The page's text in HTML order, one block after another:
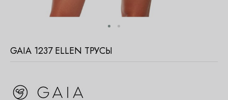
GAIA 1237 ELLEN ТРУСЫ